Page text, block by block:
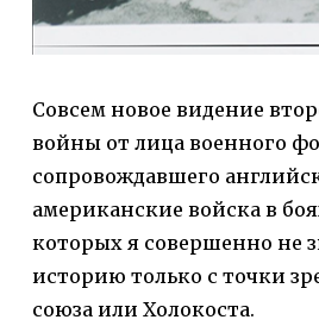
Совсем новое видение
войны от лица военного
сопровождавшего
американские войска в
которых я совершенно не
историю только с точки
союза или Холокоста.